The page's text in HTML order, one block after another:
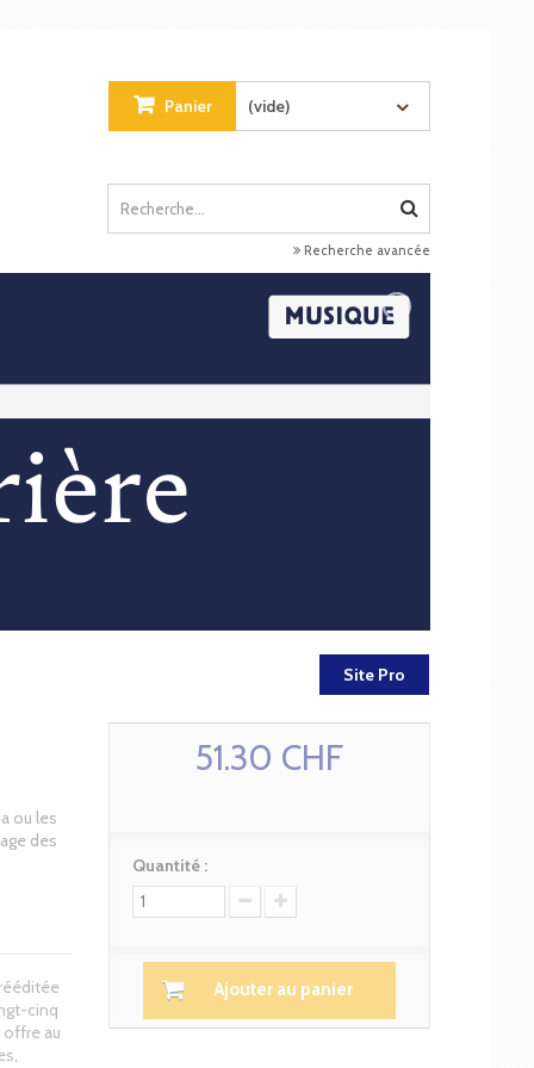
Panier (vide)
Recherche avancée
Site Pro
ou les
des
cinq
offre au
51.30 CHF
Quantité :
Ajouter au panier